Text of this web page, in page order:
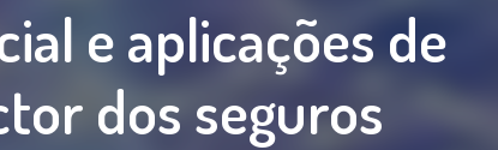
e aplicações de
dos seguros